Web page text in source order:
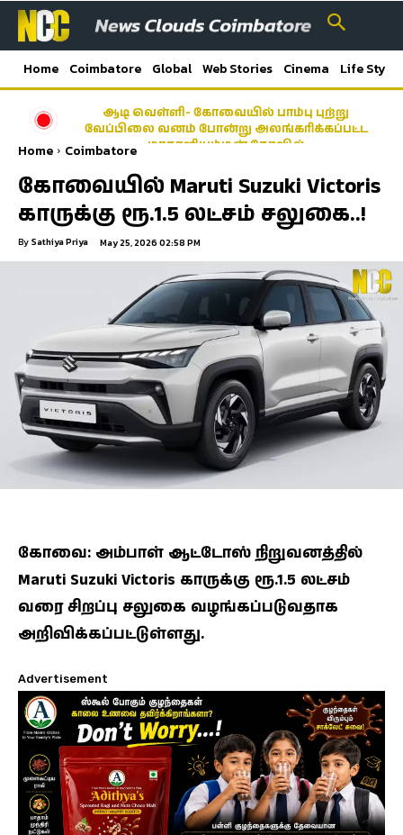
Home Coimbatore Global Web Stories Cinema Life Style
ஆடி வெள்ளி- கோவையில் பாம்பு புற்று
வேப்பிலை வனம் போன்று அலங்கரிக்கப்பட்ட
மாகாளியம்மன் கோவில்
Home Coimbatore
கோவையில் Maruti Suzuki Victoris
காருக்கு ரூ.1.5 லட்சம் சலுகை..!
By Sathiya Priya May 25, 2026 02:58 PM
கோவை: அம்பாள் ஆட்டோஸ் நிறுவனத்தில்
Maruti Suzuki Victoris காருக்கு ரூ.1.5 லட்சம்
வரை சிறப்பு சலுகை வழங்கப்படுவதாக
அறிவிக்கப்பட்டுள்ளது.
Advertisement